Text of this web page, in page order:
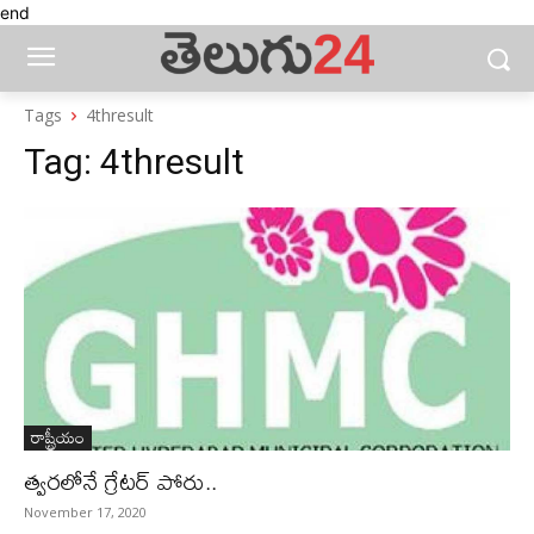
end
Tags 4thresult
Tag: 4thresult
రాష్ట్రీయం
త్వరలోనే గ్రేటర్‌ పోరు..
November 17, 2020